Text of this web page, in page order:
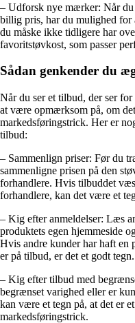
– Udforsk nye mærker: Når
billig pris, har du mulighed for
du måske ikke tidligere har
favoritstøvkost, som passer
Sådan genkender du
Når du ser et tilbud, der ser
at være opmærksom på, om
markedsføringstrick. Her er
tilbud:
– Sammenlign priser: Før du
sammenligne prisen på den
forhandlere. Hvis tilbuddet
forhandlere, kan det være et
– Kig efter anmeldelser: Læs
produktets egen hjemmeside
Hvis andre kunder har haft en
er på tilbud, er det et godt tegn.
– Kig efter tilbud med
begrænset varighed eller er
kan være et tegn på, at det er
markedsføringstrick.